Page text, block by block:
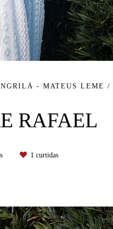
- MATEUS LEME /
RAFAEL
1 curtidas